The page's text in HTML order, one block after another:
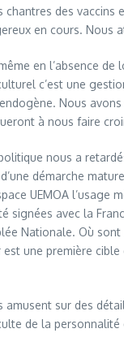
chantres des
en cours. Nous
en l’absence
c’est une
Nous
à nous faire
nous a
démarche
UEMOA
avec la
Nationale. Où
une première
sur des
de la